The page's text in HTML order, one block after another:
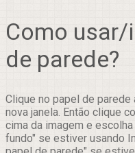
Como
de parede?
Clique no papel de
nova janela. Então clique
cima da imagem e
fundo" se estiver usando